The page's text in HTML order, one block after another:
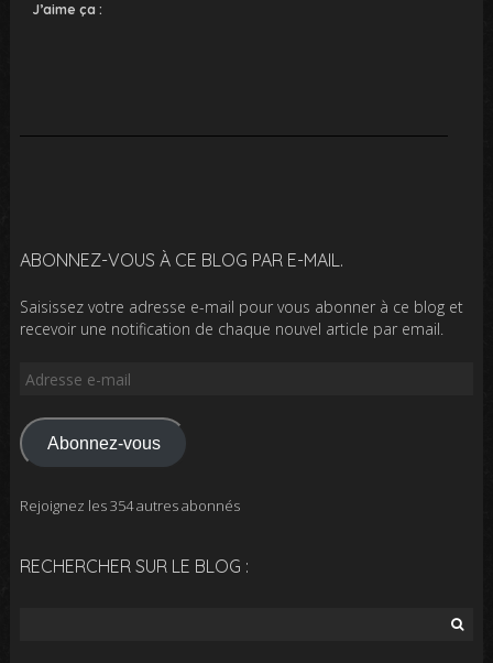
J’aime ça :
ABONNEZ-VOUS À CE BLOG PAR E-MAIL.
Saisissez votre adresse e-mail pour vous abonner à ce blog et
recevoir une notification de chaque nouvel article par email.
Adresse
mail
Abonnez-vous
Rejoignez les 354 autres abonnés
RECHERCHER SUR LE BLOG :